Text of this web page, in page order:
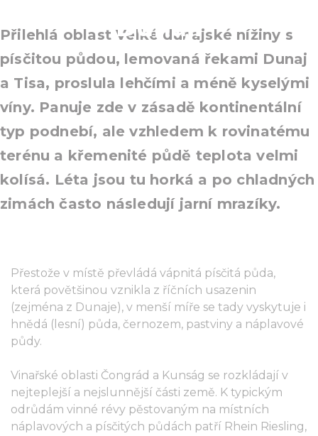
Dunaji
Přilehlá oblast Velké dunajské nížiny s
písčitou půdou, lemovaná řekami Dunaj
a Tisa, proslula lehčími a méně kyselými
víny. Panuje zde v zásadě kontinentální
typ podnebí, ale vzhledem k rovinatému
terénu a křemenité půdě teplota velmi
kolísá. Léta jsou tu horká a po chladných
zimách často následují jarní mrazíky.
Přestože v místě převládá vápnitá písčitá půda,
která povětšinou vznikla z říčních usazenin
(zejména z Dunaje), v menší míře se tady vyskytuje i
hnědá (lesní) půda, černozem, pastviny a náplavové
půdy.
Vinařské oblasti Čongrád a Kunság se rozkládají v
nejteplejší a nejslunnější části země. K typickým
odrůdám vinné révy pěstovaným na místních
náplavových a písčitých půdách patří Rhein Riesling,